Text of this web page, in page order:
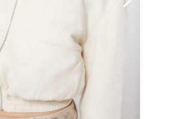
de servicio al cliente quien
y posteriormente
producto en la dirección